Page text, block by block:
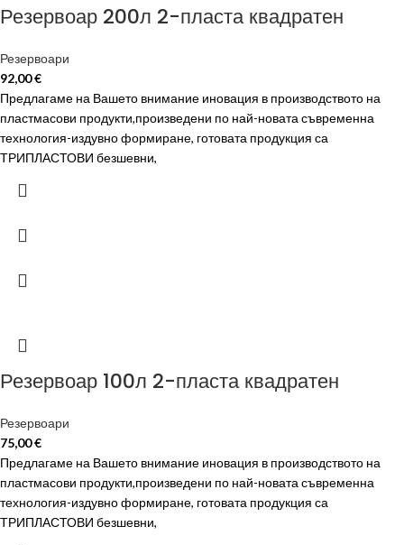
Резервоар 200л 2-пласта квадратен
Резервоари
92,00€
Предлагаме на Вашето внимание иновация в производството на
пластмасови продукти,произведени по най-новата съвременна
технология-издувно формиране, готовата продукция са
ТРИПЛАСТОВИ безшевни,
Резервоар 100л 2-пласта квадратен
Резервоари
75,00€
Предлагаме на Вашето внимание иновация в производството на
пластмасови продукти,произведени по най-новата съвременна
технология-издувно формиране, готовата продукция са
ТРИПЛАСТОВИ безшевни,